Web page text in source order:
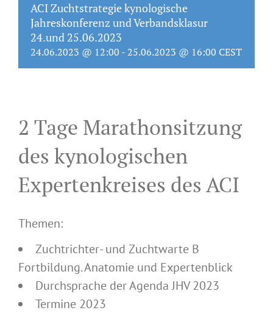
ACI Zuchtstrategie kynologische
Jahreskonferenz und Verbandsklasur
24.und 25.06.2023
24.06.2023 @ 12:00 -25.06.2023 @ 16:00 CEST
2 Tage Marathonsitzung
des kynologischen
Expertenkreises des ACI
Themen:
Zuchtrichter- und Zuchtwarte B
Fortbildung. Anatomie und Expertenblick
Durchsprache der Agenda JHV 2023
Termine 2023